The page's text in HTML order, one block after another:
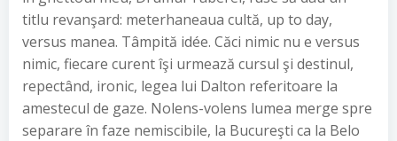
titlu revanşard: meterhaneaua cultă, up to day,
versus manea. Tâmpită idée. Căci nimic nu e versus
nimic, fiecare curent îşi urmează cursul şi destinul,
repectând, ironic, legea lui Dalton referitoare la
amestecul de gaze. Nolens-volens lumea merge spre
separare în faze nemiscibile, la Bucureşti ca la Belo